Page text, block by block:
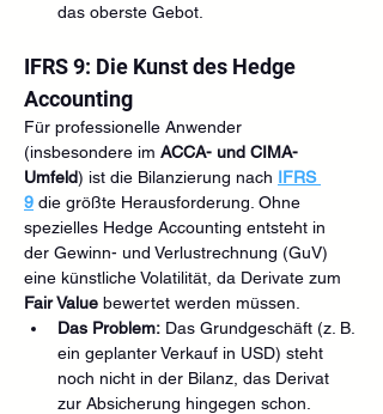
das oberste Gebot.
IFRS 9: Die Kunst des Hedge
Accounting
Für professionelle Anwender
(insbesondere im ACCA- und CIMA-
Umfeld) ist die Bilanzierung nach IFRS
9 die größte Herausforderung. Ohne
spezielles Hedge Accounting entsteht in
der Gewinn- und Verlustrechnung (GuV)
eine künstliche Volatilität, da Derivate zum
Fair Value bewertet werden müssen.
Das Problem: Das Grundgeschäft (z. B.
ein geplanter Verkauf in USD) steht
noch nicht in der Bilanz, das Derivat
zur Absicherung hingegen schon.